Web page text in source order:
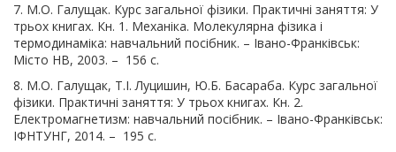
7. М.О. Галущак. Курс загальної фізики. Практичні заняття: У
трьох книгах. Кн. 1. Механіка. Молекулярна фізика і
термодинаміка: навчальний посібник. – Івано-Франківськ:
Місто НВ, 2003. – 156 с.
8. М.О. Галущак, Т.І. Луцишин, Ю.Б. Басараба. Курс загальної
фізики. Практичні заняття: У трьох книгах. Кн. 2.
Електромагнетизм: навчальний посібник. – Івано-Франківськ:
ІФНТУНГ, 2014. – 195 с.